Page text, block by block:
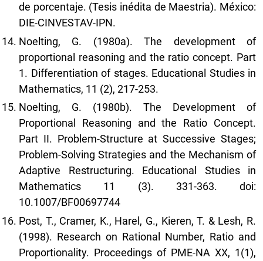
de porcentaje. (Tesis inédita de Maestria). México:
DIE-CINVESTAV-IPN.
Noelting, G. (1980a). The development of
proportional reasoning and the ratio concept. Part
1. Differentiation of stages. Educational Studies in
Mathematics, 11 (2), 217-253.
Noelting, G. (1980b). The Development of
Proportional Reasoning and the Ratio Concept.
Part II. Problem-Structure at Successive Stages;
Problem-Solving Strategies and the Mechanism of
Adaptive Restructuring. Educational Studies in
Mathematics 11 (3). 331-363. doi:
10.1007/BF00697744
Post, T., Cramer, K., Harel, G., Kieren, T. & Lesh, R.
(1998). Research on Rational Number, Ratio and
Proportionality. Proceedings of PME-NA XX, 1(1),